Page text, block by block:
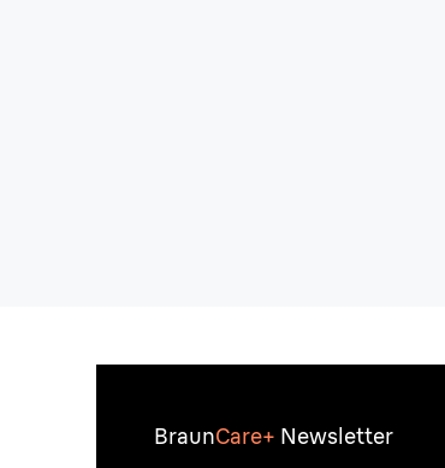
BraunCare+ Newsletter